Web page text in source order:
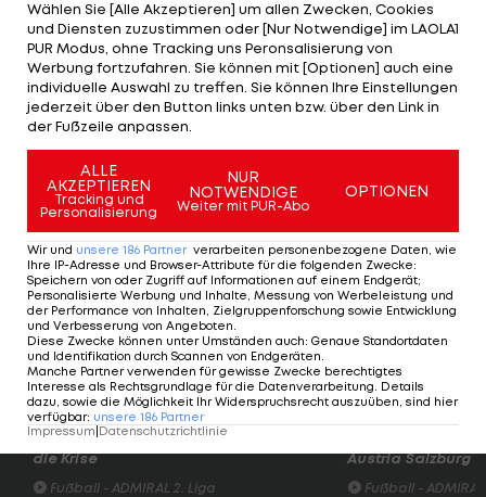
obwohl Kawhi Leonard mit 33 Punkten einen guten
Abend erwischt. Bis auf 20 Zähler von Pascal
Siakam gibt es von den Kollegen jedoch wenig
Unterstützung in der Offensive.
Ärger beim Raptors-Coach
"Wir wurden auf jedem Gebiet, auf dem man
ausgespielt werden kann, ausgespielt. Es ist eine
Weile her, dass man unser Team so spielen hat
sehen", ärgert sich Raptors-Coach Nick Nurse.
Spiel 4 steigt am Sonntag abermals in
Philadelphia.
Highlights: Amstetten schießt Admira in
die Krise
Fußball - ADMIRAL 2. Liga
Austria Salzburg
Fußball -
Wählen Sie [Alle Akzeptieren] um allen Zwecken, Cookies
und Diensten zuzustimmen oder [Nur Notwendige] im LAOLA1
PUR Modus, ohne Tracking uns Peronsalisierung von
Werbung fortzufahren. Sie können mit [Optionen] auch eine
individuelle Auswahl zu treffen. Sie können Ihre Einstellungen
jederzeit über den Button links unten bzw. über den Link in
der Fußzeile anpassen.
ALLE
AKZEPTIEREN
Tracking und
Personalisierung
NUR
NOTWENDIGE
Weiter mit PUR-Abo
OPTIONEN
Wir und unsere 186 Partner verarbeiten personenbezogene Daten, wie
Ihre IP-Adresse und Browser-Attribute für die folgenden Zwecke:
Speichern von oder Zugriff auf Informationen auf einem Endgerät;
Personalisierte Werbung und Inhalte, Messung von Werbeleistung und
der Performance von Inhalten, Zielgruppenforschung sowie Entwicklung
und Verbesserung von Angeboten
Diese Zwecke können unter Umständen auch: Genaue Standortdaten
und Identifikation durch Scannen von Endgeräten
Manche Partner verwenden für gewisse Zwecke berechtigtes
Interesse als Rechtsgrundlage für die Datenverarbeitung. Details
dazu, sowie die Möglichkeit Ihr Widerspruchsrecht auszuüben, sind hier
verfügbar: unsere 186 Partner
Impressum|Datenschutzrichtlinie